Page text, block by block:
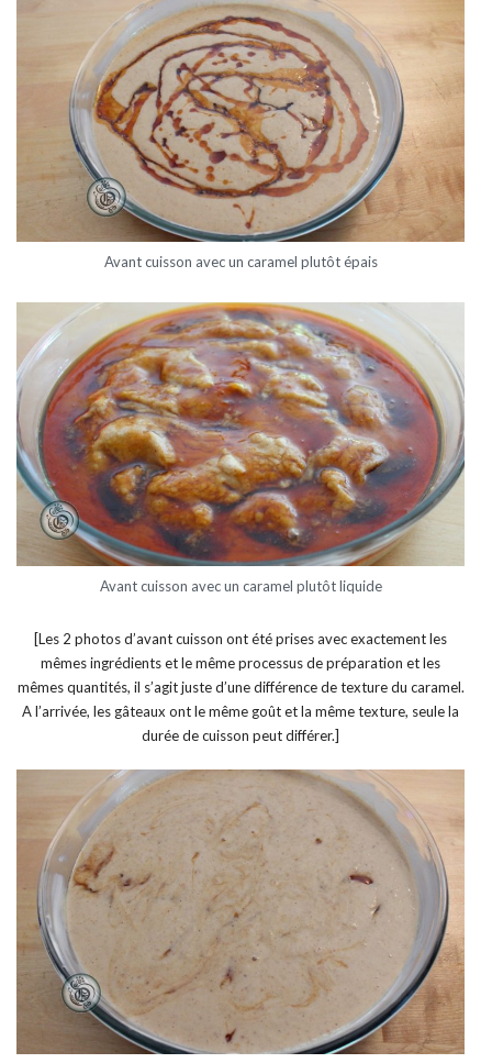
Avant cuisson avec un caramel plutôt épais
Avant cuisson avec un caramel plutôt liquide
[Les 2 photos d’avant cuisson ont été prises avec exactement les
mêmes ingrédients et le même processus de préparation et les
mêmes quantités, il s’agit juste d’une différence de texture du caramel.
A l’arrivée, les gâteaux ont le même goût et la même texture, seule la
durée de cuisson peut différer.]